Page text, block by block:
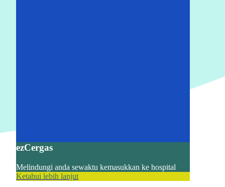
ezCergas
Melindungi anda sewaktu kemasukkan ke hospital
Ketahui lebih lanjut